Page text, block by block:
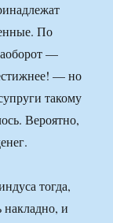
По
—
— но
такому
Вероятно,
тогда,
накладно, и